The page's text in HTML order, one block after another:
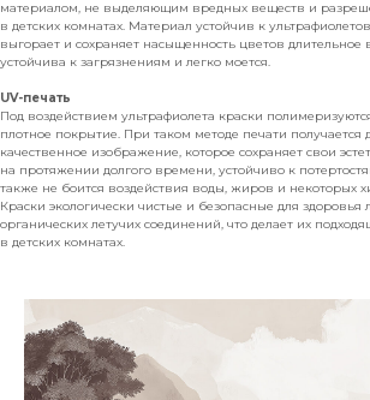
материалом, не выделяющим вредных веществ и
в детских комнатах. Материал устойчив к
выгорает и сохраняет насыщенность цветов длительное
устойчива к загрязнениям и легко моется.
UV-печать
Под воздействием ультрафиолета краски
плотное покрытие. При таком методе печати получается
качественное изображение, которое сохраняет свои
на протяжении долгого времени, устойчиво к
также не боится воздействия воды, жиров и некоторых
Краски экологически чистые и безопасные для
органических летучих соединений, что делает их
в детских комнатах.